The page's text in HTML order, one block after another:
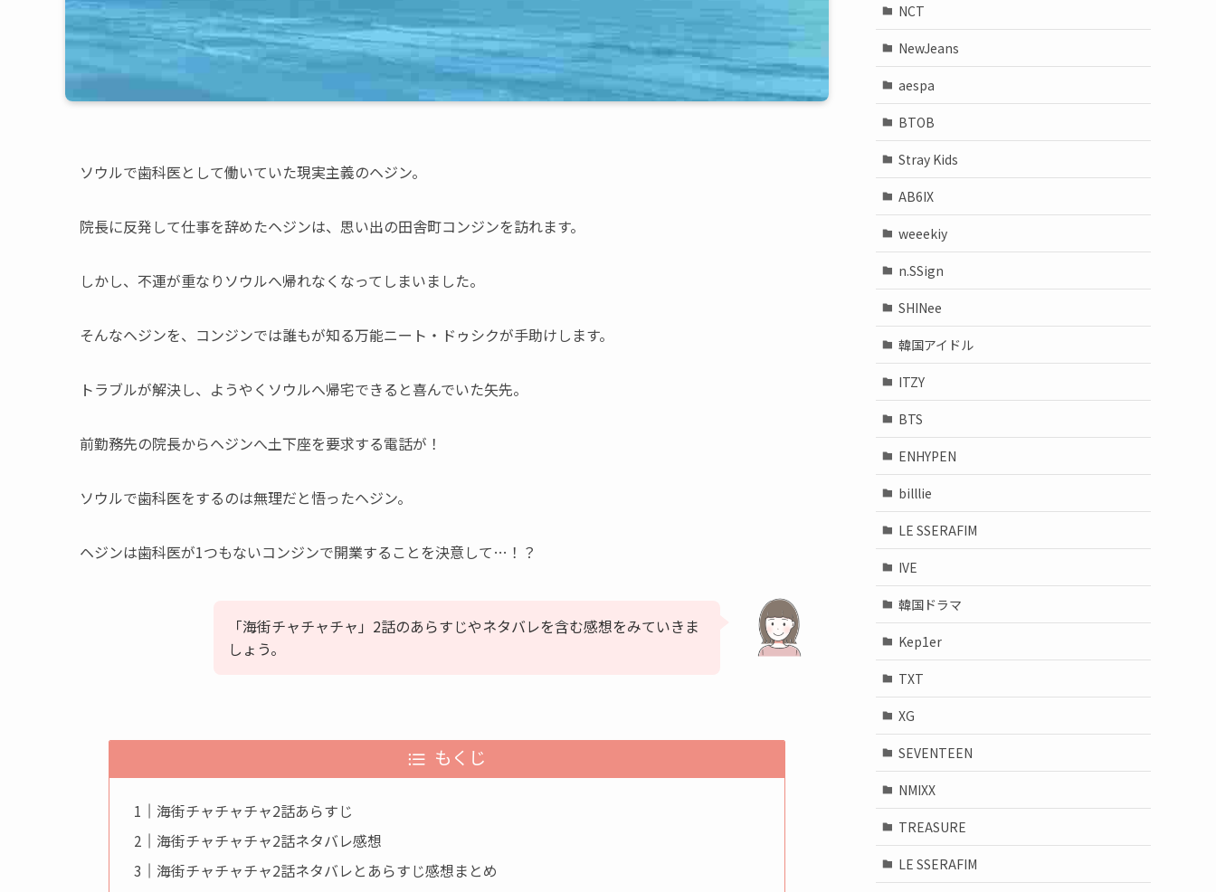
ソウルで歯科医として働いていた現実主義のヘジン。
院長に反発して仕事を辞めたヘジンは、思い出の田舎町コンジンを訪れます。
しかし、不運が重なりソウルへ帰れなくなってしまいました。
そんなヘジンを、コンジンでは誰もが知る万能ニート・ドゥシクが手助けします。
トラブルが解決し、ようやくソウルへ帰宅できると喜んでいた矢先。
前勤務先の院長からヘジンへ土下座を要求する電話が！
ソウルで歯科医をするのは無理だと悟ったヘジン。
ヘジンは歯科医が1つもないコンジンで開業することを決意して…！？
「海街チャチャチャ」2話のあらすじやネタバレを含む感想をみていきま
しょう。
もくじ
海街チャチャチャ2話あらすじ
海街チャチャチャ2話ネタバレ感想
海街チャチャチャ2話ネタバレとあらすじ感想まとめ
NCT
NewJeans
aespa
BTOB
Stray Kids
AB6IX
weeekiy
n.SSign
SHINee
韓国アイドル
ITZY
BTS
ENHYPEN
billlie
LE SSERAFIM
IVE
韓国ドラマ
Kep1er
TXT
XG
SEVENTEEN
NMIXX
TREASURE
LE SSERAFIM